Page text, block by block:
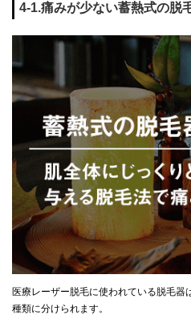
4-1.痛みが少ない蓄熱式の脱
医療レーザー脱毛に使われている脱毛器
種類に分けられます。